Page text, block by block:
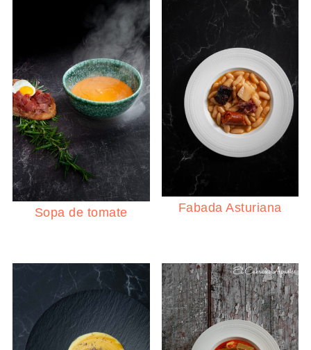
Sopa de tomate Fabada Asturiana